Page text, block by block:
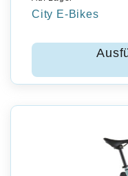
City E-Bikes